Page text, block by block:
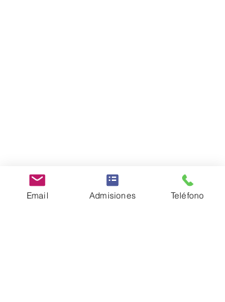
Email Admisiones Teléfono